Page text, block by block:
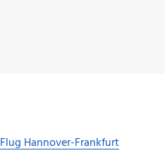
Flug Hannover-Frankfurt